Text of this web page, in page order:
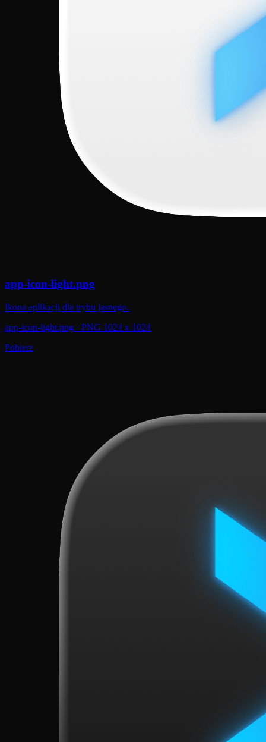
app-icon-light.png
Ikona aplikacji dla trybu jasnego.
app-icon-light.png · PNG 1024 x 1024
Pobierz